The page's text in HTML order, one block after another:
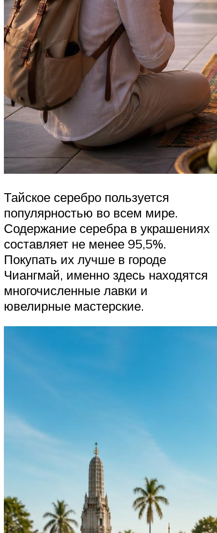
Тайское серебро пользуется
популярностью во всем мире.
Содержание серебра в украшениях
составляет не менее 95,5%.
Покупать их лучше в городе
Чиангмай, именно здесь находятся
многочисленные лавки и
ювелирные мастерские.